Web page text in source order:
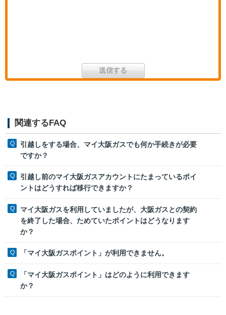
関連するFAQ
引越しをする場合、マイ大阪ガスでも何か手続きが必要
ですか？
引越し前のマイ大阪ガスアカウントにたまっているポイ
ントはどうすれば移行できますか？
マイ大阪ガスを利用していましたが、大阪ガスとの契約
を終了した場合、ためていたポイントはどうなります
か？
「マイ大阪ガスポイント」が利用できません。
「マイ大阪ガスポイント」はどのように利用できます
か？